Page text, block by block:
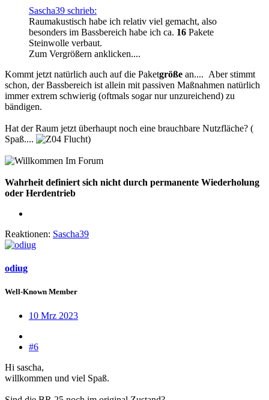
Sascha39 schrieb:
Raumakustisch habe ich relativ viel gemacht, also
besonders im Bassbereich habe ich ca. 16 Pakete
Steinwolle verbaut.
Zum Vergrößern anklicken....
Kommt jetzt natürlich auch auf die Paketgröße an.... Aber stimmt
schon, der Bassbereich ist allein mit passiven Maßnahmen natürlich
immer extrem schwierig (oftmals sogar nur unzureichend) zu
bändigen.
Hat der Raum jetzt überhaupt noch eine brauchbare Nutzfläche? (
Spaß....
)
Wahrheit definiert sich nicht durch permanente Wiederholung
oder Herdentrieb
Reaktionen: Sascha39
odiug
Well-Known Member
10 Mrz 2023
#6
Hi sascha,
willkommen und viel Spaß.